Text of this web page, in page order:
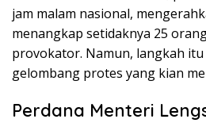
jam malam nasional,
menangkap setidaknya 25
provokator. Namun, langkah
gelombang protes yang kian
Perdana Menteri